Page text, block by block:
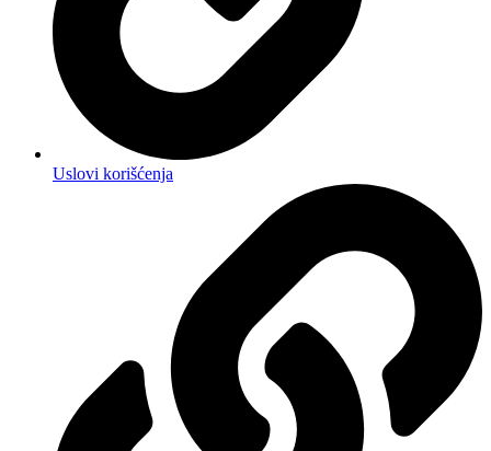
Uslovi korišćenja